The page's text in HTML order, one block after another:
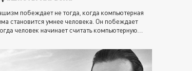
побеждает не тогда, когда компьютерная
становится умнее человека. Он побеждает
человек начинает считать компьютерную